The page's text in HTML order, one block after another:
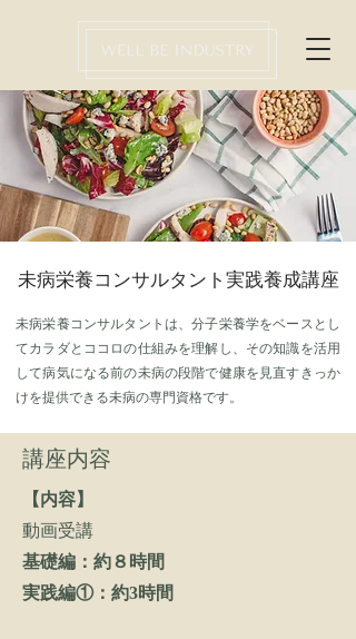
未病栄養コンサルタントは、分子栄養学をベースとし
てカラダとココロの仕組みを理解し、その知識を活用
して病気になる前の未病の段階で健康を見直すきっか
けを提供できる未病の専門資格です。
​未病栄養コンサルタント 実践養成講座
​講座内容
【内容】
動画受講
基礎編：約８時間
実践編①：約3時間